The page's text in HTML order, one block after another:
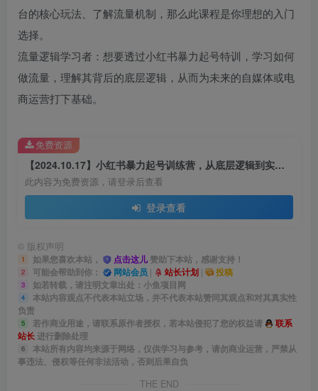
台的核心玩法、了解流量机制，那么此课程是你理想的入门
选择。
流量逻辑学习者：想要透过小红书暴力起号特训，学习如何
做流量，理解其背后的底层逻辑，从而为未来的自媒体或电
商运营打下基础。
【2024.10.17】小红书暴力起号训练营，从底层逻辑到实战技巧，助你快速入门打造爆款
此内容为免费资源，请登录后查看
登录查看
免费资源
© 版权声明
1 如果您喜欢本站， 点击这儿赞助下本站，感谢支持！
2 可能会帮助到你： 网站会员 | 站长计划 | 投稿
3 如若转载，请注明文章出处：小鱼项目网
4
本站内容观点不代表本站立场，并不代表本站赞同其观点和对其真实性
负责
5 若作商业用途，请联系原作者授权，若本站侵犯了您的权益请
联系
站长进行删除处理
6
本站所有内容均来源于网络，仅供学习与参考，请勿商业运营，严禁从
事违法、侵权等任何非法活动，否则后果自负
THE END